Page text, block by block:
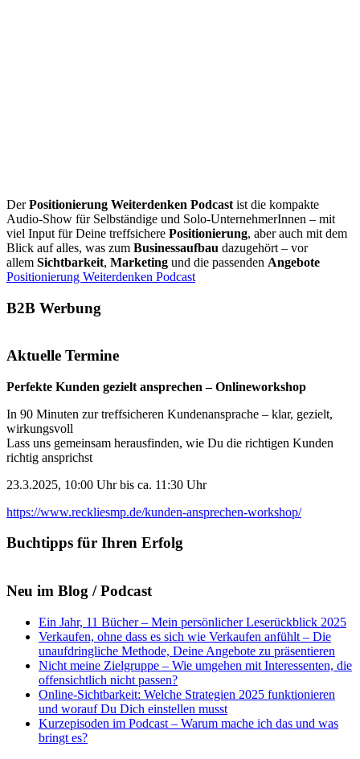
DerPositionierung Weiterdenken Podcast ist die kompakte
Audio-Show für Selbständige und Solo-UnternehmerInnen – mit
viel Input für Deine treffsichere Positionierung, aber auch mit dem
Blick auf alles, was zum Businessaufbau dazugehört – vor
allem Sichtbarkeit, Marketing und die passenden Angebote
Positionierung Weiterdenken Podcast
B2B Werbung
Aktuelle Termine
Perfekte Kunden gezielt ansprechen – Onlineworkshop
In 90 Minuten zur treffsicheren Kundenansprache – klar, gezielt,
wirkungsvoll
Lass uns gemeinsam herausfinden, wie Du die richtigen Kunden
richtig ansprichst
23.3.2025, 10:00 Uhr bis ca. 11:30 Uhr
https://www.reckliesmp.de/kunden-ansprechen-workshop/
Buchtipps für Ihren Erfolg
Neu im Blog / Podcast
Ein Jahr, 11 Bücher – Mein persönlicher Leserückblick 2025
Verkaufen, ohne dass es sich wie Verkaufen anfühlt – Die
unaufdringliche Methode, Deine Angebote zu präsentieren
Nicht meine Zielgruppe – Wie umgehen mit Interessenten, die
offensichtlich nicht passen?
Online-Sichtbarkeit: Welche Strategien 2025 funktionieren
und worauf Du Dich einstellen musst
Kurzepisoden im Podcast – Warum mache ich das und was
bringt es?